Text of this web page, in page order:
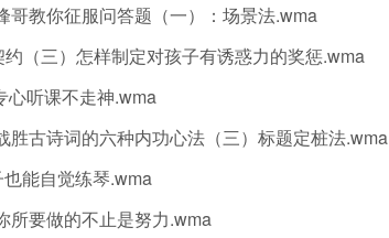
哥教你征服问答题（一）：场景法.wma
（三）怎样制定对孩子有诱惑力的奖惩.wma
心听课不走神.wma
胜古诗词的六种内功心法（三）标题定桩法.wma
能自觉练琴.wma
所要做的不止是努力.wma